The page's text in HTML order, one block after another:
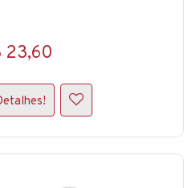
23,60